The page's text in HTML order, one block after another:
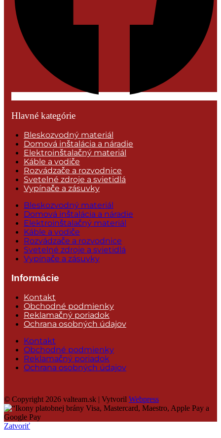
Hlavné kategórie
Bleskozvodný materiál
Domová inštalácia a náradie
Elektroinštalačný materiál
Káble a vodiče
Rozvádzače a rozvodnice
Svetelné zdroje a svietidlá
Vypínače a zásuvky
Bleskozvodný materiál
Domová inštalácia a náradie
Elektroinštalačný materiál
Káble a vodiče
Rozvádzače a rozvodnice
Svetelné zdroje a svietidlá
Vypínače a zásuvky
Informácie
Kontakt
Obchodné podmienky
Reklamačný poriadok
Ochrana osobných údajov
Kontakt
Obchodné podmienky
Reklamačný poriadok
Ochrana osobných údajov
© Copyright 2026 valteam.sk | Vytvoril Webpress
Zatvoriť